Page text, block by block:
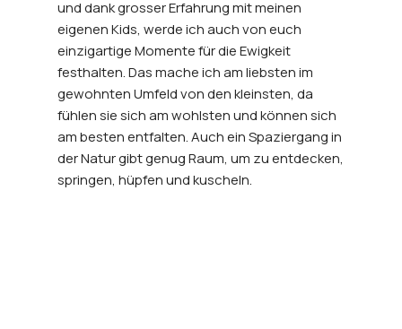
und dank grosser Erfahrung mit meinen
eigenen Kids, werde ich auch von euch
einzigartige Momente für die Ewigkeit
festhalten. Das mache ich am liebsten im
gewohnten Umfeld von den kleinsten, da
fühlen sie sich am wohlsten und können sich
am besten entfalten. Auch ein Spaziergang in
der Natur gibt genug Raum, um zu entdecken,
springen, hüpfen und kuscheln.